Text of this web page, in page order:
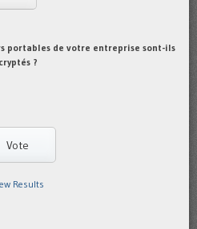
portables de votre entreprise sont-ils
cryptés ?
Results